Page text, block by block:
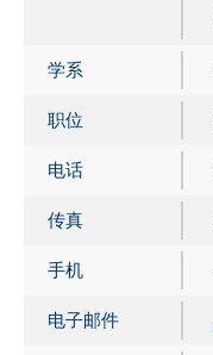
学系
职位
电话
传真
手机
电子邮件